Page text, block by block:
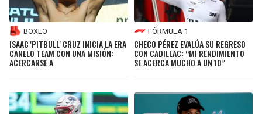
BOXEO
ISAAC 'PITBULL' CRUZ INICIA LA ERA
CANELO TEAM CON UNA MISIÓN:
ACERCARSE A
FÓRMULA 1
CHECO PÉREZ EVALÚA SU REGRESO
CON CADILLAC: “MI RENDIMIENTO
SE ACERCA MUCHO A UN 10”